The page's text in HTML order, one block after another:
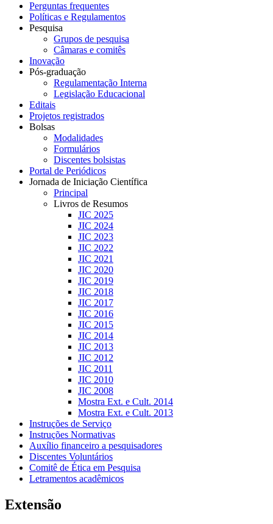
Perguntas frequentes
Políticas e Regulamentos
Pesquisa
Grupos de pesquisa
Câmaras e comitês
Inovação
Pós-graduação
Regulamentação Interna
Legislação Educacional
Editais
Projetos registrados
Bolsas
Modalidades
Formulários
Discentes bolsistas
Portal de Periódicos
Jornada de Iniciação Científica
Principal
Livros de Resumos
JIC 2025
JIC 2024
JIC 2023
JIC 2022
JIC 2021
JIC 2020
JIC 2019
JIC 2018
JIC 2017
JIC 2016
JIC 2015
JIC 2014
JIC 2013
JIC 2012
JIC 2011
JIC 2010
JIC 2008
Mostra Ext. e Cult. 2014
Mostra Ext. e Cult. 2013
Instruções de Serviço
Instruções Normativas
Auxílio financeiro a pesquisadores
Discentes Voluntários
Comitê de Ética em Pesquisa
Letramentos acadêmicos
Extensão